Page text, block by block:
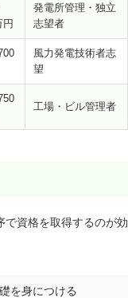
円
発電所管理・独立
志望者
風力発電技術者志
望
工場・ビル管理者
で資格を取得するのが効
を身につける